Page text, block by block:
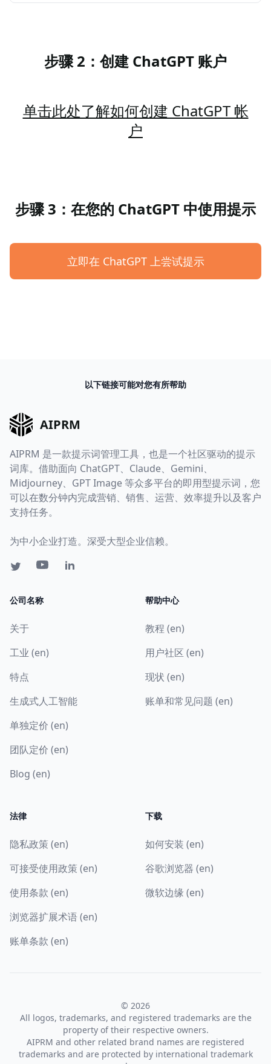
步骤 2：创建 ChatGPT 账户
单击此处了解如何创建 ChatGPT 帐
户
步骤 3：在您的 ChatGPT 中使用提示
立即在 ChatGPT 上尝试提示
以下链接可能对您有所帮助
AIPRM
AIPRM 是一款提示词管理工具，也是一个社区驱动的提示
词库。借助面向 ChatGPT、Claude、Gemini、
Midjourney、GPT Image 等众多平台的即用型提示词，您
可以在数分钟内完成营销、销售、运营、效率提升以及客户
支持任务。
为中小企业打造。深受大型企业信赖。
公司名称
关于
工业 (en)
特点
生成式人工智能
单独定价 (en)
团队定价 (en)
Blog (en)
帮助中心
教程 (en)
用户社区 (en)
现状 (en)
账单和常见问题 (en)
法律
隐私政策 (en)
可接受使用政策 (en)
使用条款 (en)
浏览器扩展术语 (en)
账单条款 (en)
下载
如何安装 (en)
谷歌浏览器 (en)
微软边缘 (en)
© 2026
All logos, trademarks, and registered trademarks are the
property of their respective owners.
AIPRM and other related brand names are registered
trademarks and are protected by international trademark